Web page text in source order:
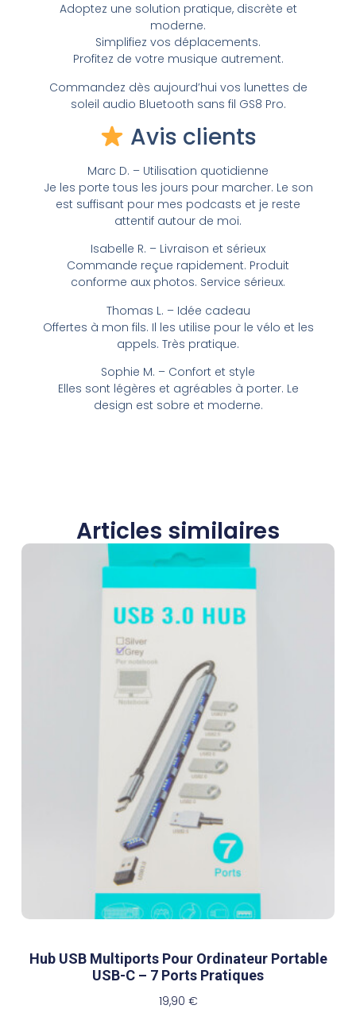
Adoptez une solution pratique, discrète et
moderne.
Simplifiez vos déplacements.
Profitez de votre musique autrement.
Commandez dès aujourd’hui vos lunettes de
soleil audio Bluetooth sans fil GS8 Pro.
Avis clients
Marc D. – Utilisation quotidienne
Je les porte tous les jours pour marcher. Le son
est suffisant pour mes podcasts et je reste
attentif autour de moi.
Isabelle R. – Livraison et sérieux
Commande reçue rapidement. Produit
conforme aux photos. Service sérieux.
Thomas L. – Idée cadeau
Offertes à mon fils. Il les utilise pour le vélo et les
appels. Très pratique.
Sophie M. – Confort et style
Elles sont légères et agréables à porter. Le
design est sobre et moderne.
Articles similaires
Hub USB Multiports Pour Ordinateur Portable
USB-C – 7 Ports Pratiques
19,90 €